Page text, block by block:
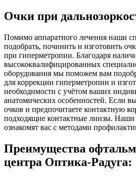
Очки при
Помимо аппаратного лечения наши
подобрать, починить и изготовить
при гиперметропии. Благодаря
высококвалифицированных
оборудования мы поможем вам
для коррекции гиперметропии и
необходимости с учётом ваших
анатомических особенностей. Если
очков и предпочитаете контактную
подходящие контактные линзы. Наши
ознакомят вас с методами
Преимущества
центра Оптика-Радуга: